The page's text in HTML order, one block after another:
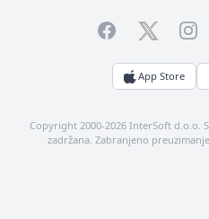
FacebookTwitter
App Store
Copyright 2000-2026 InterSoft d.o.o.
zadržana. Zabranjeno